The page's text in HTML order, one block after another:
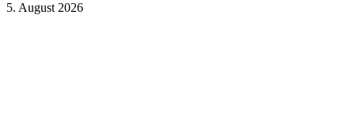
5. August 2026